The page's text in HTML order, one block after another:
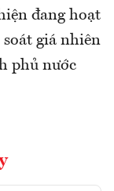
đang hoạt
giá nhiên
phủ nước